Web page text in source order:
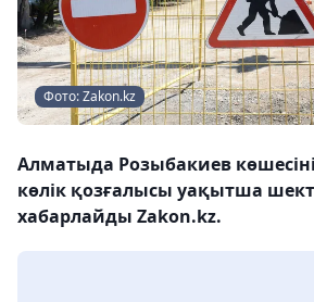
Фото: Zakon.kz
Алматыда Розыбакиев
көлік қозғалысы уақытша
хабарлайды Zakon.kz.